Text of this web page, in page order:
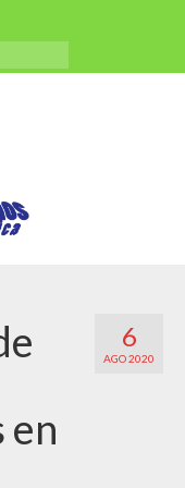
6
AGO 2020
en